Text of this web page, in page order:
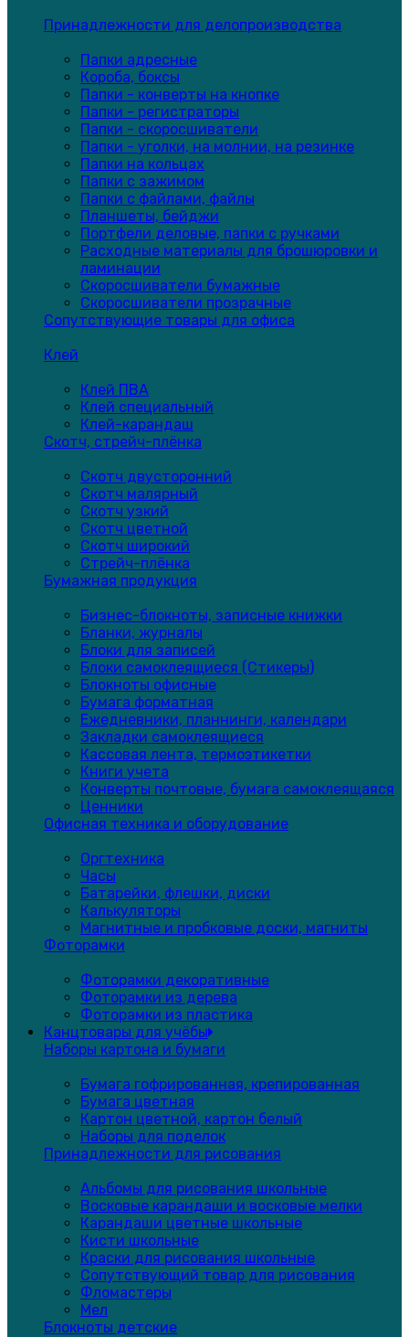
Принадлежности для делопроизводства
Папки адресные
Короба, боксы
Папки - конверты на кнопке
Папки - регистраторы
Папки - скоросшиватели
Папки - уголки, на молнии, на резинке
Папки на кольцах
Папки с зажимом
Папки с файлами, файлы
Планшеты, бейджи
Портфели деловые, папки с ручками
Расходные материалы для брошюровки и
ламинации
Скоросшиватели бумажные
Скоросшиватели прозрачные
Сопутствующие товары для офиса
Клей
Клей ПВА
Клей специальный
Клей-карандаш
Скотч, стрейч-плёнка
Скотч двусторонний
Скотч малярный
Скотч узкий
Скотч цветной
Скотч широкий
Стрейч-плёнка
Бумажная продукция
Бизнес-блокноты, записные книжки
Бланки, журналы
Блоки для записей
Блоки самоклеящиеся (Стикеры)
Блокноты офисные
Бумага форматная
Ежедневники, планнинги, календари
Закладки самоклеящиеся
Кассовая лента, термоэтикетки
Книги учета
Конверты почтовые, бумага самоклеящаяся
Ценники
Офисная техника и оборудование
Оргтехника
Часы
Батарейки, флешки, диски
Калькуляторы
Магнитные и пробковые доски, магниты
Фоторамки
Фоторамки декоративные
Фоторамки из дерева
Фоторамки из пластика
Канцтовары для учёбы
Наборы картона и бумаги
Бумага гофрированная, крепированная
Бумага цветная
Картон цветной, картон белый
Наборы для поделок
Принадлежности для рисования
Альбомы для рисования школьные
Восковые карандаши и восковые мелки
Карандаши цветные школьные
Кисти школьные
Краски для рисования школьные
Сопутствующий товар для рисования
Фломастеры
Мел
Блокноты детские